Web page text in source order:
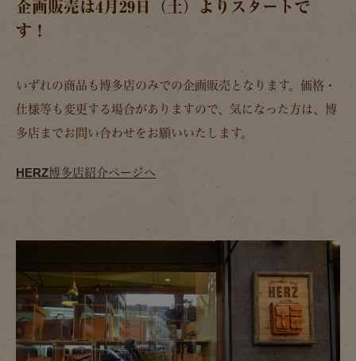
企画販売は4月29日（土）よりスタートで
す！
いずれの商品も博多店のみでの企画販売となります。価格・
仕様等も変更する場合がありますので、気になった方は、博
多店までお問い合わせをお願いいたします。
HERZ博多店紹介ページへ